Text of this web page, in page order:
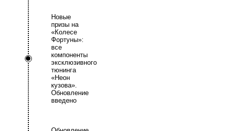
Новые
призы на
«Колесе
Фортуны»:
все
компоненты
эксклюзивного
тюнинга
«Неон
кузова».
Обновление
введено